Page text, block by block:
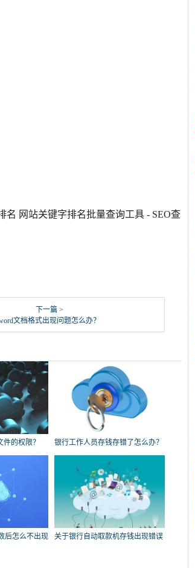
名 网站关键字排名批量查询工具 - SEO查
下一篇 >
文档格式出现问题怎么办？
的权限？ 银行工作人员存钱存错了怎么办？
后怎么不出现
关于银行自动取款机存钱出现错误